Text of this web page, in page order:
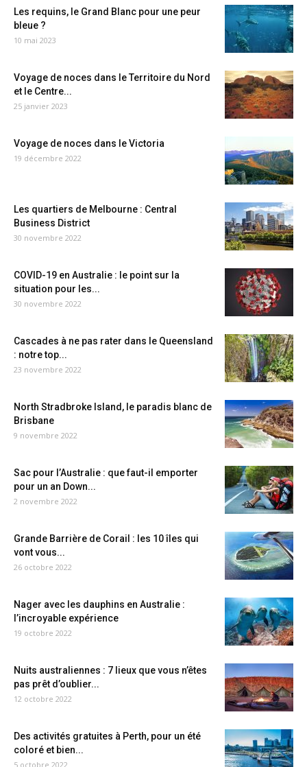
Les requins, le Grand Blanc pour une peur
bleue ?
10 mai 2023
Voyage de noces dans le Territoire du Nord
et le Centre...
25 janvier 2023
Voyage de noces dans le Victoria
19 décembre 2022
Les quartiers de Melbourne : Central
Business District
30 novembre 2022
COVID-19 en Australie : le point sur la
situation pour les...
30 novembre 2022
Cascades à ne pas rater dans le Queensland
: notre top...
23 novembre 2022
North Stradbroke Island, le paradis blanc de
Brisbane
9 novembre 2022
Sac pour l’Australie : que faut-il emporter
pour un an Down...
2 novembre 2022
Grande Barrière de Corail : les 10 îles qui
vont vous...
26 octobre 2022
Nager avec les dauphins en Australie :
l’incroyable expérience
19 octobre 2022
Nuits australiennes : 7 lieux que vous n’êtes
pas prêt d’oublier...
12 octobre 2022
Des activités gratuites à Perth, pour un été
coloré et bien...
5 octobre 2022